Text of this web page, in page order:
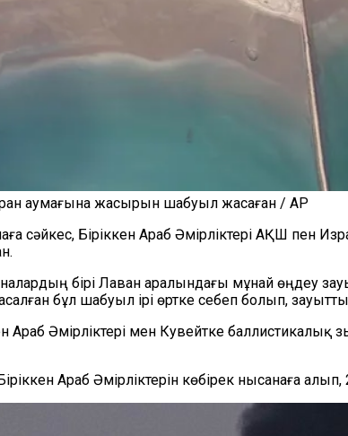
аумағына жасырын шабуыл жасаған / AP
сәйкес, Біріккен Араб Әмірліктері АҚШ пен
бірі Лаван аралындағы мұнай өңдеу
бұл шабуыл ірі өртке себеп болып,
Араб Әмірліктері мен Кувейтке
Араб Әмірліктерін көбірек нысанаға